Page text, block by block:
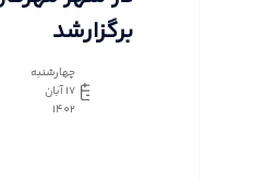
برگزارشد
چهارشنبه
17 آبان
1402